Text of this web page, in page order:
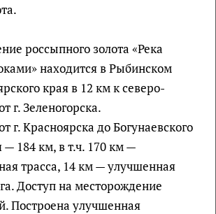
россыпного золота «Река
находится в Рыбинском
края в 12 км к северо-
г. Зеленогорска.
г. Красноярска до Богунаевского
184 км, в т.ч. 170 км —
трасса, 14 км — улучшенная
Доступ на месторождение
Построена улучшенная